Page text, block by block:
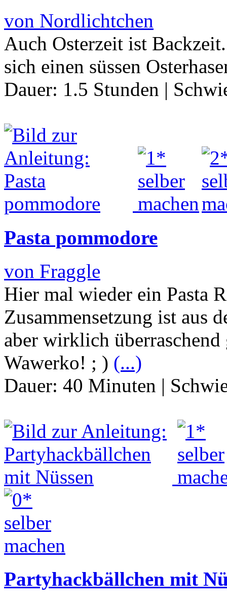
von Nordlichtchen
Auch Osterzeit ist
sich einen süssen
Dauer: 1.5 Stunden |
Pasta pommodore
von Fraggle
Hier mal wieder ein Pasta
Zusammensetzung ist aus
aber wirklich
Wawerko! ; ) (...)
Dauer: 40 Minuten |
Partyhackbällchen mit